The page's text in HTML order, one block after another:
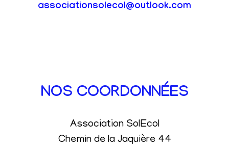
associationsolecol@outlook.com
NOS COORDONNÉES
Association SolEcol
Chemin de la Jaquière 44